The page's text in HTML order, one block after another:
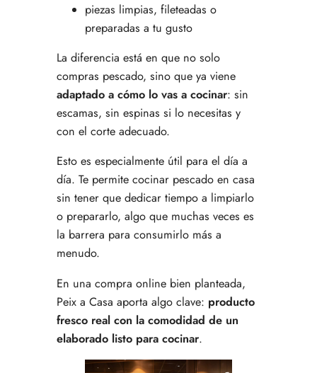
piezas limpias, fileteadas o
preparadas a tu gusto
La diferencia está en que no solo
compras pescado, sino que ya viene
adaptado a cómo lo vas a cocinar: sin
escamas, sin espinas si lo necesitas y
con el corte adecuado.
Esto es especialmente útil para el día a
día. Te permite cocinar pescado en casa
sin tener que dedicar tiempo a limpiarlo
o prepararlo, algo que muchas veces es
la barrera para consumirlo más a
menudo.
En una compra online bien planteada,
Peix a Casa aporta algo clave: producto
fresco real con la comodidad de un
elaborado listo para cocinar.